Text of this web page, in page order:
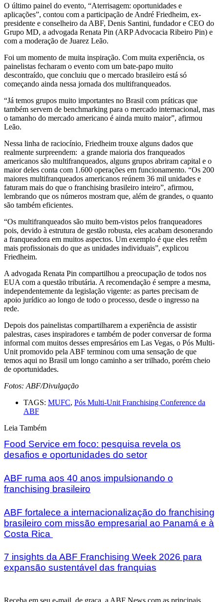
O último painel do evento, “Aterrisagem: oportunidades e
aplicações”, contou com a participação de André Friedheim, ex-
presidente e conselheiro da ABF, Denis Santini, fundador e CEO do
Grupo MD, a advogada Renata Pin (ARP Advocacia Ribeiro Pin) e
com a moderação de Juarez Leão.
Foi um momento de muita inspiração. Com muita experiência, os
painelistas fecharam o evento com um bate-papo muito
descontraído, que concluiu que o mercado brasileiro está só
começando ainda nessa jornada dos multifranqueados.
“Já temos grupos muito importantes no Brasil com práticas que
também servem de benchmarking para o mercado internacional, mas
o tamanho do mercado americano é ainda muito maior”, afirmou
Leão.
Nessa linha de raciocínio, Friedheim trouxe alguns dados que
realmente surpreendem: a grande maioria dos franqueados
americanos são multifranqueados, alguns grupos abriram capital e o
maior deles conta com 1.600 operações em funcionamento. “Os 200
maiores multifranqueados americanos reúnem 36 mil unidades e
faturam mais do que o franchising brasileiro inteiro”, afirmou,
lembrando que os números mostram que, além de grandes, o quanto
são também eficientes.
“Os multifranqueados são muito bem-vistos pelos franqueadores
pois, devido à estrutura de gestão robusta, eles acabam desonerando
a franqueadora em muitos aspectos. Um exemplo é que eles retêm
mais profissionais do que as unidades individuais”, explicou
Friedheim.
A advogada Renata Pin compartilhou a preocupação de todos nos
EUA com a questão tributária. A recomendação é sempre a mesma,
independentemente da legislação vigente: as partes precisam de
apoio jurídico ao longo de todo o processo, desde o ingresso na
rede.
Depois dos painelistas compartilharem a experiência de assistir
palestras, cases inspiradores e também de poder conversar de forma
informal com muitos desses empresários em Las Vegas, o Pós Multi-
Unit promovido pela ABF terminou com uma sensação de que
temos aqui no Brasil um longo caminho a ser trilhado, porém cheio
de oportunidades.
Fotos: ABF/Divulgação
TAGS: MUFC, Pós Multi-Unit Franchising Conference da
ABF
Leia Também
Food Service em foco: pesquisa revela os
desafios e oportunidades do setor
ABF ruma aos 40 anos impulsionando o
franchising brasileiro
ABF fortalece a internacionalização do franchising
brasileiro com missão empresarial ao Panamá e à
Costa Rica
7 insights da ABF Franchising Week 2026 para
expansão sustentável das franquias